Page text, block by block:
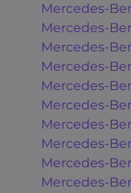
Mercedes-
Mercedes-
Mercedes-
Mercedes-
Mercedes-
Mercedes-
Mercedes-
Mercedes-
Mercedes-
Mercedes-